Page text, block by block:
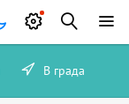
В града